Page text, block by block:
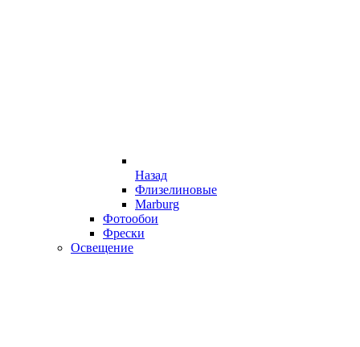
Назад
Флизелиновые
Marburg
Фотообои
Фрески
Освещение